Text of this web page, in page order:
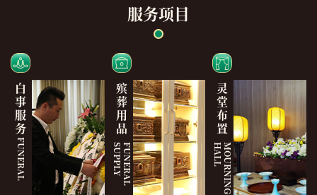
服务项目
白
事
服
务
FUNERAL
殡
葬
用
品
F
U
N
E
R
A
L
S
U
P
P
L
Y
灵
堂
布
置
M
O
U
R
N
I
N
G
H
A
L
L